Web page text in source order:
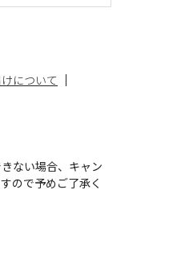
について
ない場合、キャン
ので予めご了承く